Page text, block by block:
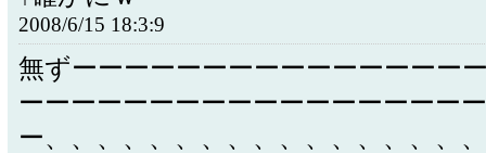
2008/6/15 18:3:9
無ずーーーーーーーーーーーーーーー
ーーーーーーーーーーーーーーーーー
ー、、、、、、、、、、、、、、、、